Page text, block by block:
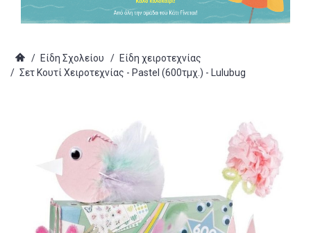
/ Είδη Σχολείου / Είδη χειροτεχνίας
/ Σετ Κουτί Χειροτεχνίας - Pastel (600τμχ.) - Lulubug